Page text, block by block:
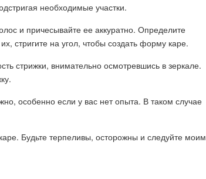
необходимые участки.
и причесывайте ее аккуратно. Определите
стригите на угол, чтобы создать форму каре.
стрижки, внимательно осмотревшись в зеркале.
особенно если у вас нет опыта. В таком случае
Будьте терпеливы, осторожны и следуйте моим